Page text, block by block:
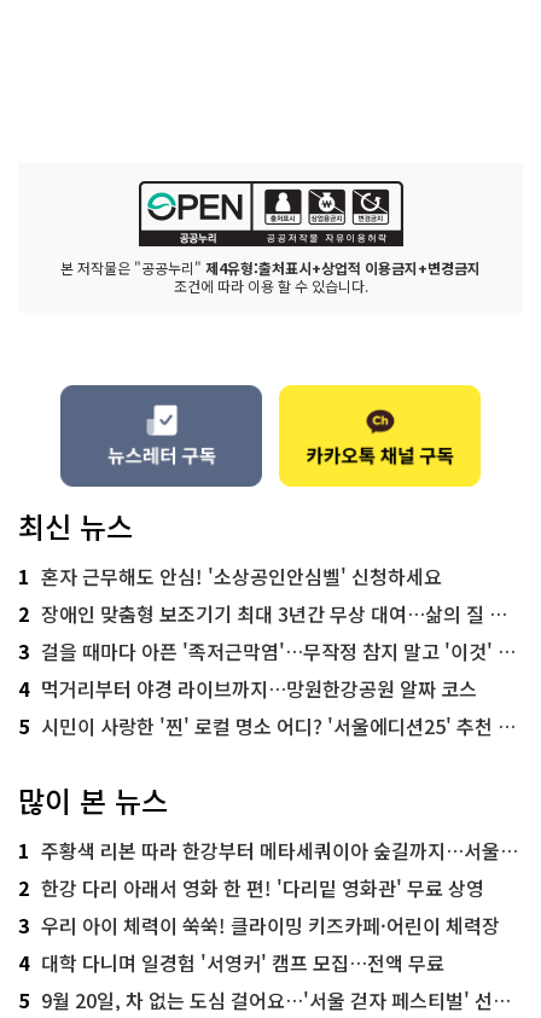
본 저작물은 "공공누리" 제4유형:출처표시+상업적 이용금지+변경금지
조건에 따라 이용 할 수 있습니다.
최신 뉴스
1 혼자 근무해도 안심! '소상공인안심벨' 신청하세요
2 장애인 맞춤형 보조기기 최대 3년간 무상 대여…삶의 질 높인다
3 걸을 때마다 아픈 '족저근막염'…무작정 참지 말고 '이것' 해보세요!
4 먹거리부터 야경 라이브까지…망원한강공원 알짜 코스
5 시민이 사랑한 '찐' 로컬 명소 어디? '서울에디션25' 추천 코스
많이 본 뉴스
1 주황색 리본 따라 한강부터 메타세쿼이아 숲길까지…서울둘레길 15코스
2 한강 다리 아래서 영화 한 편! '다리밑 영화관' 무료 상영
3 우리 아이 체력이 쑥쑥! 클라이밍 키즈카페·어린이 체력장
4 대학 다니며 일경험 '서영커' 캠프 모집…전액 무료
5 9월 20일, 차 없는 도심 걸어요…'서울 걷자 페스티벌' 선착순 5천명